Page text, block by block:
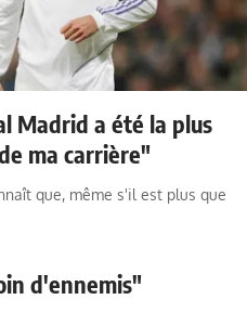
Madrid a été la plus
ma carrière"
que, même s'il est plus que
d'ennemis"